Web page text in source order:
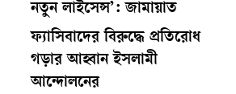
নতুন লাইসেন্স’: জামায়াত
ফ্যাসিবাদের বিরুদ্ধে প্রতিরোধ
গড়ার আহ্বান ইসলামী
আন্দোলনের